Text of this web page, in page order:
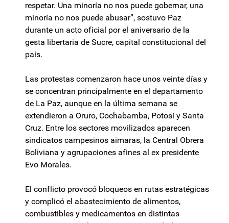
respetar. Una minoría no nos puede gobernar, una
minoría no nos puede abusar”, sostuvo Paz
durante un acto oficial por el aniversario de la
gesta libertaria de Sucre, capital constitucional del
país.
Las protestas comenzaron hace unos veinte días y
se concentran principalmente en el departamento
de La Paz, aunque en la última semana se
extendieron a Oruro, Cochabamba, Potosí y Santa
Cruz. Entre los sectores movilizados aparecen
sindicatos campesinos aimaras, la Central Obrera
Boliviana y agrupaciones afines al ex presidente
Evo Morales.
El conflicto provocó bloqueos en rutas estratégicas
y complicó el abastecimiento de alimentos,
combustibles y medicamentos en distintas